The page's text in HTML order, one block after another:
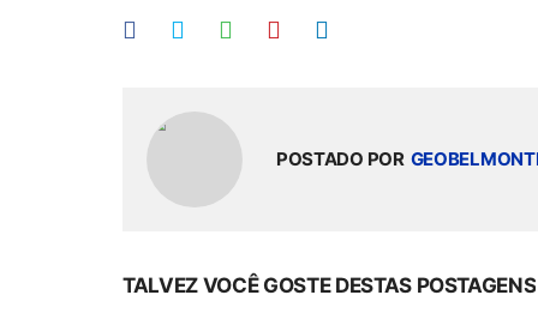
POSTADO POR
TALVEZ VOCÊ GOSTE DESTAS POSTAGENS